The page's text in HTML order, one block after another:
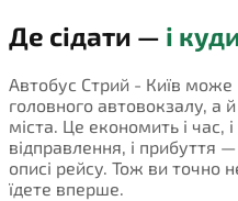
Де сідати — і
Автобус Стрий - Київ може
головного автовокзалу, а
міста. Це економить і час,
відправлення, і прибуття
описі рейсу. Тож ви точно
їдете вперше.